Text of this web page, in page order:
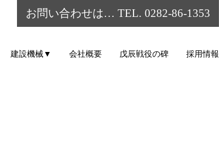
建設機械▼ 会社概要 戊辰戦役の碑 採用情報
お問い合わせは… TEL. 0282-86-1353